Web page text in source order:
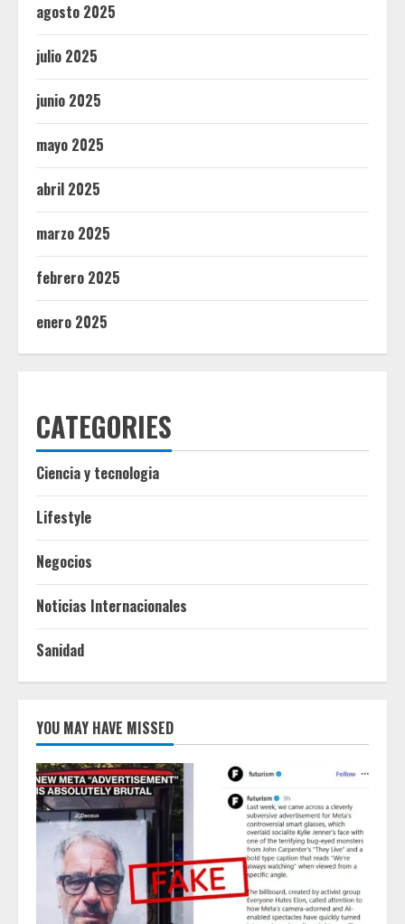
agosto 2025
julio 2025
junio 2025
mayo 2025
abril 2025
marzo 2025
febrero 2025
enero 2025
CATEGORIES
Ciencia y tecnologia
Lifestyle
Negocios
Noticias Internacionales
Sanidad
YOU MAY HAVE MISSED